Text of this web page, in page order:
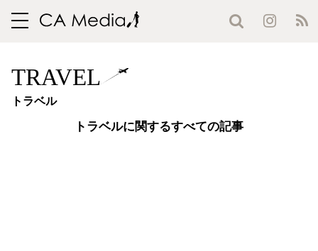
toggle
TRAVEL
トラベル
トラベルに関するすべての記事